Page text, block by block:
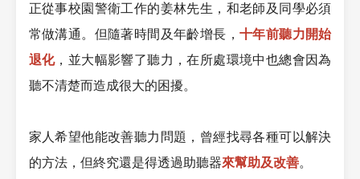
正從事校園警衛工作的姜林先生，和老師及同學必須
常做溝通。但隨著時間及年齡增長， 十年前聽力開始
退化，並大幅影響了聽力，在所處環境中也總會因為
聽不清楚而造成很大的困擾。
家人希望他能改善聽力問題，曾經找尋各種可以解決
的方法，但終究還是得透過助聽器來幫助及改善。